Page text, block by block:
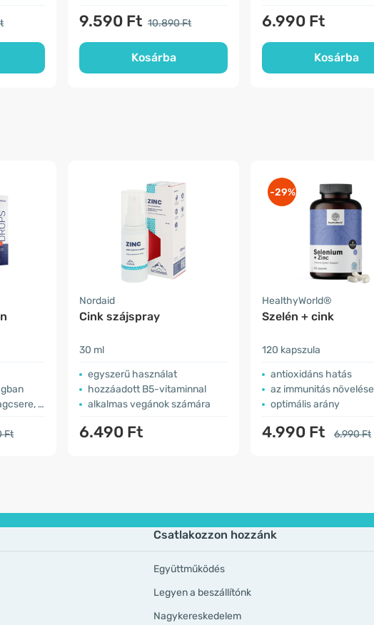
9.590 Ft 10.890 Ft
Kosárba
6.990 Ft
Kosárba
látás
Ft
Nordaid
Cink szájspray
30 ml
egyszerű használat
hozzáadott B5-vitaminnal
alkalmas vegánok számára
6.490 Ft
-29%
HealthyWorld®
Szelén + cink
120 kapszula
antioxidáns hatás
az immunitás növelése
optimális arány
4.990 Ft 6.990 Ft
Csatlakozzon hozzánk
Együttműködés
Legyen a beszállítónk
Nagykereskedelem